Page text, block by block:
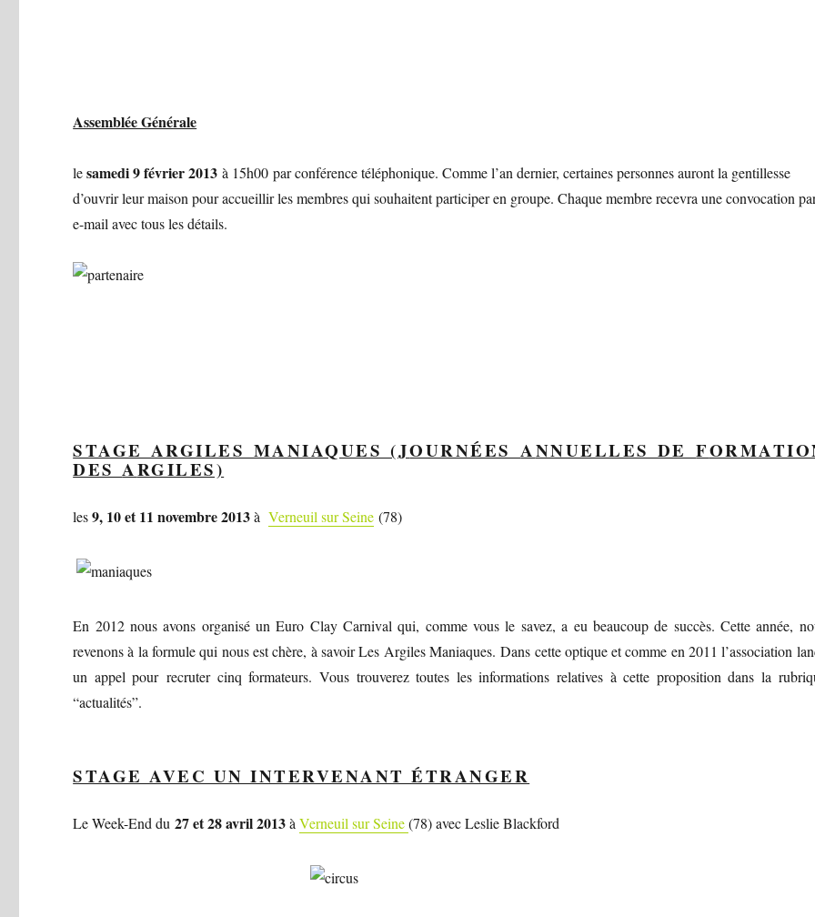
Assemblée Générale
lesamedi 9 février 2013 à 15h00 par conférence téléphonique. Comme l’an dernier, certaines personnes auront la gentillesse
d’ouvrir leur maison pour accueillir les membres qui souhaitent participer en groupe. Chaque membre recevra une convocation
e-mail avec tous les détails.
STAGE ARGILES MANIAQUES (JOURNÉESANNUELLES DEF
DESARGILES)
les9, 10 et 11 novembre 2013àVerneuil sur Seine (78)
En 2012 nous avons organisé un Euro Clay Carnival qui, comme vous le savez, a eu beaucoup de succès. Cette année,
revenons à la formule qui nous est chère, à savoir Les Argiles Maniaques. Dans cette optique et comme en 2011 l’association
un appel pour recruter cinq formateurs. Vous trouverez toutes les informations relatives à cette proposition dans la
“actualités”.
STAGE AVEC UN INTERVENANT ÉTRANGER
Le Week-End du27 et 28 avril 2013àVerneuil sur Seine(78) avec Leslie Blackford